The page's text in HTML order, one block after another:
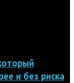
и без риска